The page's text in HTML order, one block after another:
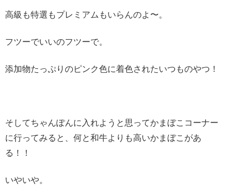
高級も特選もプレミアムもいらんのよ〜。
フツーでいいのフツーで。
添加物たっぷりのピンク色に着色されたいつものやつ！
そしてちゃんぽんに入れようと思ってかまぼこコーナー
に行ってみると、何と和牛よりも高いかまぼこがあ
る！！
いやいや。